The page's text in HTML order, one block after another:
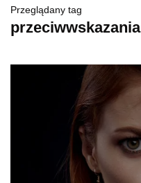
Przeglądany tag
przeciwwskazania